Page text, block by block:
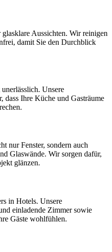
glasklare Aussichten. Wir reinigen
damit Sie den Durchblick
Unsere
dass Ihre Küche und Gasträume
nur Fenster, sondern auch
Glaswände. Wir sorgen dafür,
glänzen.
in Hotels. Unsere
einladende Zimmer sowie
Gäste wohlfühlen.